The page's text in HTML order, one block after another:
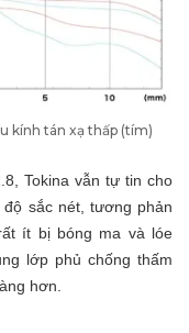
kính tán xạ thấp (tím)
Tokina vẫn tự tin cho
sắc nét, tương phản
ít bị bóng ma và lóe
lớp phủ chống thấm
hơn.